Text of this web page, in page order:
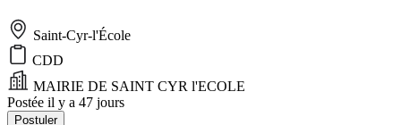
Saint-Cyr-l'École
CDD
MAIRIE DE SAINT CYR l'ECOLE
Postée il y a 47 jours
Postuler